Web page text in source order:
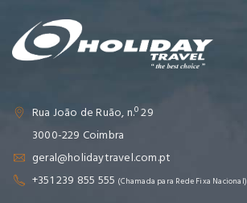
Rua João de Ruão, n.º 29
3000-229 Coimbra
geral@holidaytravel.com.pt
+351 239 855 555 (Chamada para Rede Fixa Nacional)